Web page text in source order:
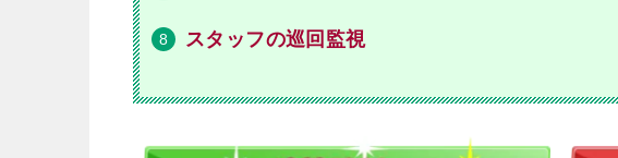
スタッフの巡回監視